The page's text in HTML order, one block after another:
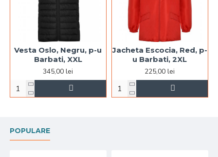
Vesta Oslo, Negru, p-u
Barbati, XXL
345,00 lei
Jacheta Escocia, Red, p-
u Barbati, 2XL
225,00 lei
POPULARE